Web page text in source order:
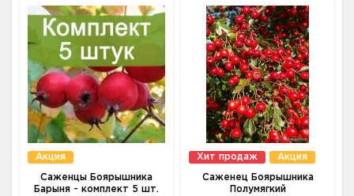
Акция
Саженцы Боярышника
Барыня - комплект 5 шт.
Хит продаж Акция
Саженец Боярышника
Полумягкий